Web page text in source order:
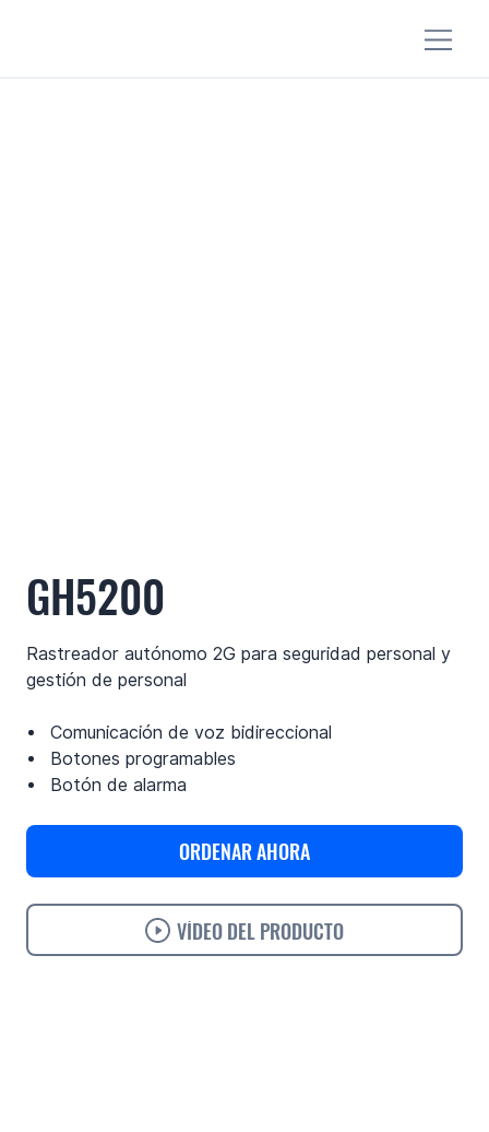
GH5200
Rastreador autónomo 2G para seguridad personal y
gestión de personal
Comunicación de voz bidireccional
Botones programables
Botón de alarma
ORDENAR AHORA
VÍDEO DEL PRODUCTO